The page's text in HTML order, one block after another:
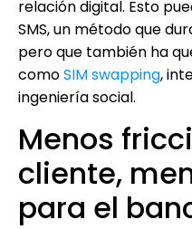
relación digital. Esto
SMS, un método que
pero que también ha
comoSIM swapping,
ingeniería social.
Menos
cliente,
para el